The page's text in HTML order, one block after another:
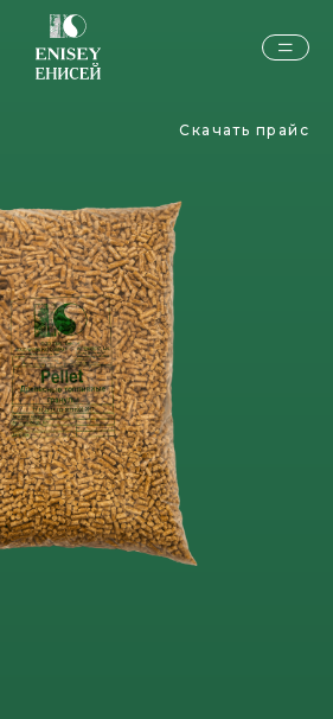
Скачать прайс